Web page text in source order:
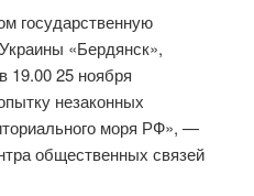
государственную
«Бердянск»,
19.00 25 ноября
незаконных
моря РФ», —
общественных связей